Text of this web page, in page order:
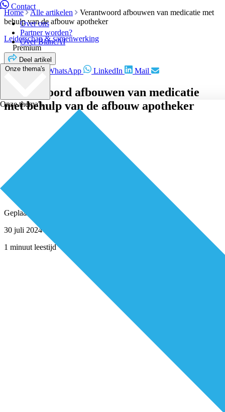
Contact
Over ons
Partner worden?
Over BiancAI
Onze thema's
Onze thema's
Home Alle artikelen
Verantwoord afbouwen van medicatie met
behulp van de afbouw apotheker
Leiderschap & samenwerking
Premium
Deel artikel
Facebook WhatsApp LinkedIn Mail
Verantwoord afbouwen van medicatie
met behulp van de afbouw apotheker
Geplaatst door
30 juli 2024
1 minuut leestijd